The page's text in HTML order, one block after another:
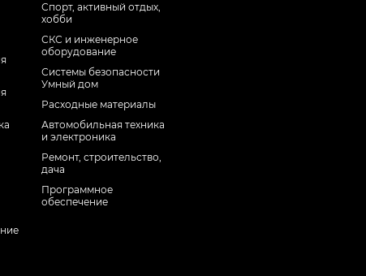
Спорт, активный отдых,
хобби
СКС и инженерное
оборудование
Системы безопасности
Умный дом
Расходные материалы
Автомобильная техника
и электроника
Ремонт, строительство,
дача
Программное
обеспечение